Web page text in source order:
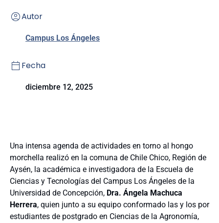
Autor
Campus Los Ángeles
Fecha
diciembre 12, 2025
Una intensa agenda de actividades en torno al hongo
morchella realizó en la comuna de Chile Chico, Región de
Aysén, la académica e investigadora de la Escuela de
Ciencias y Tecnologías del Campus Los Ángeles de la
Universidad de Concepción, Dra. Ángela Machuca
Herrera, quien junto a su equipo conformado las y los por
estudiantes de postgrado en Ciencias de la Agronomía,